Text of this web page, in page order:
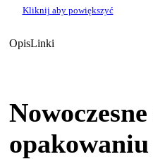
Kliknij aby powiększyć
OpisLinki